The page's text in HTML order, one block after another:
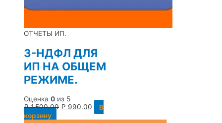
ОТЧЕТЫ ИП.
3-НДФЛ ДЛЯ
ИП НА ОБЩЕМ
РЕЖИМЕ.
Оценка 0 из 5
₽1,500.00 ₽ 990.00
В
корзину